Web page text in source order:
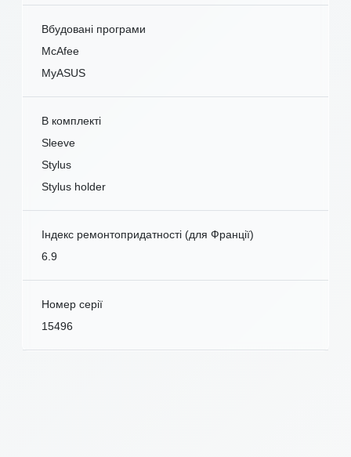
Вбудовані програми
McAfee
MyASUS
В комплекті
Sleeve
Stylus
Stylus holder
Індекс ремонтопридатності (для Франції)
6.9
Номер серії
15496